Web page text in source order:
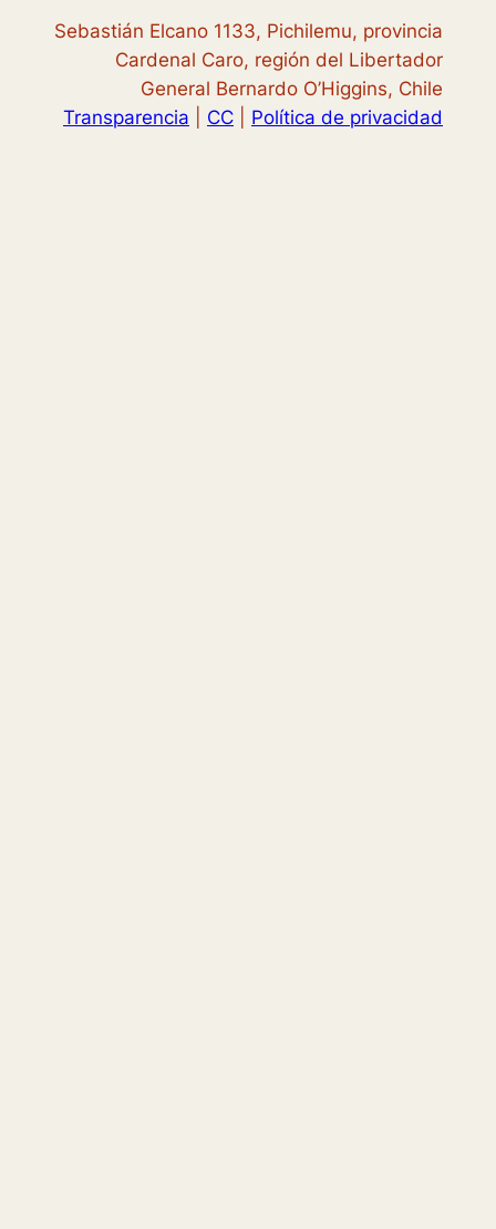
Sebastián Elcano 1133, Pichilemu, provincia
Cardenal Caro, región del Libertador
General Bernardo O’Higgins, Chile
Transparencia
CC Política de privacidad